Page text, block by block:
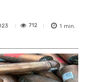
712 1 min.